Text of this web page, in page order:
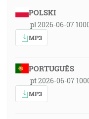
POLSKI
pl 2026-06-07
MP3
PORTUGUÊS
pt 2026-06-07
MP3